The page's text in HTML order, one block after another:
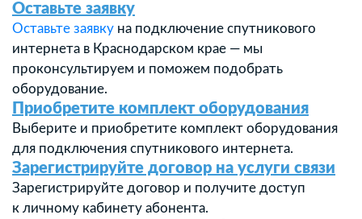
Оставьте заявку
Оставьте заявку на подключение спутникового
интернета в Краснодарском крае — мы
проконсультируем и поможем подобрать
оборудование.
Приобретите комплект оборудования
Выберите и приобретите комплект оборудования
для подключения спутникового интернета.
Зарегистрируйте договор на услуги связи
Зарегистрируйте договор и получите доступ
к личному кабинету абонента.